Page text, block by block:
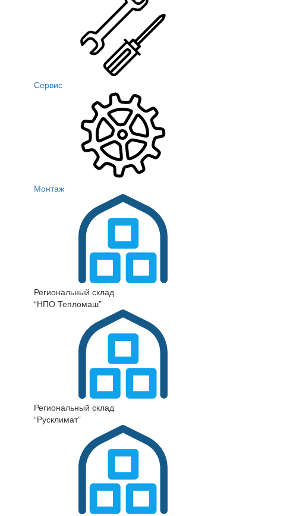
Сервис
Монтаж
Региональный склад
“НПО Тепломаш”
Региональный склад
“Русклимат”